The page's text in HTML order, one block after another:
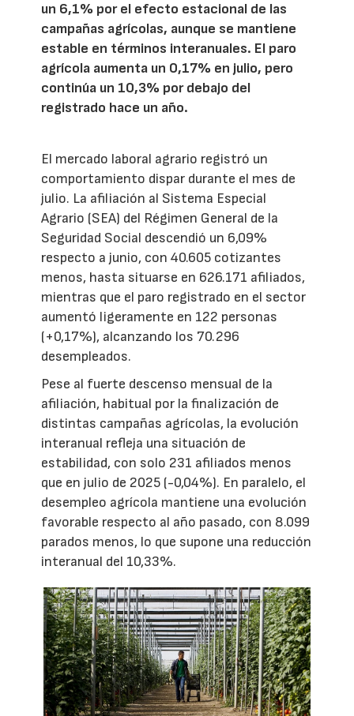
un 6,1% por el efecto estacional de las
campañas agrícolas, aunque se mantiene
estable en términos interanuales. El paro
agrícola aumenta un 0,17% en julio, pero
continúa un 10,3% por debajo del
registrado hace un año.
El mercado laboral agrario registró un
comportamiento dispar durante el mes de
julio. La afiliación al Sistema Especial
Agrario (SEA) del Régimen General de la
Seguridad Social descendió un 6,09%
respecto a junio, con 40.605 cotizantes
menos, hasta situarse en 626.171 afiliados,
mientras que el paro registrado en el sector
aumentó ligeramente en 122 personas
(+0,17%), alcanzando los 70.296
desempleados.
Pese al fuerte descenso mensual de la
afiliación, habitual por la finalización de
distintas campañas agrícolas, la evolución
interanual refleja una situación de
estabilidad, con solo 231 afiliados menos
que en julio de 2025 (-0,04%). En paralelo, el
desempleo agrícola mantiene una evolución
favorable respecto al año pasado, con 8.099
parados menos, lo que supone una reducción
interanual del 10,33%.